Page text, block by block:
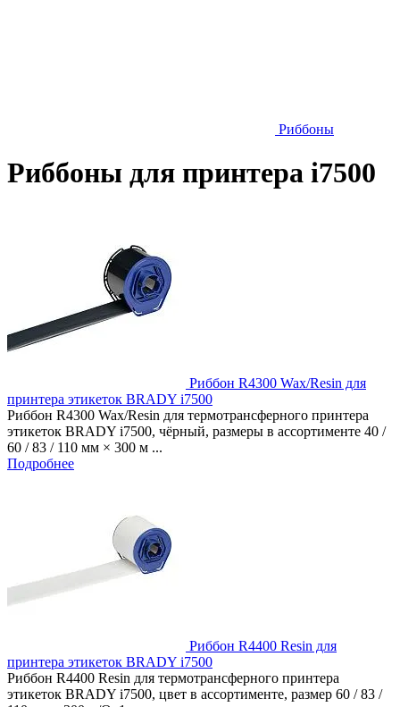
Риббоны
Риббоны для принтера i7500
Риббон R4300 Wax/Resin для
принтера этикеток BRADY i7500
Риббон R4300 Wax/Resin для термотрансферного принтера
этикеток BRADY i7500, чёрный, размеры в ассортименте 40 /
60 / 83 / 110 мм × 300 м ...
Подробнее
Риббон R4400 Resin для
принтера этикеток BRADY i7500
Риббон R4400 Resin для термотрансферного принтера
этикеток BRADY i7500, цвет в ассортименте, размер 60 / 83 /